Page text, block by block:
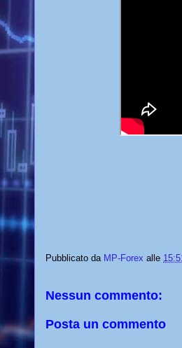
Pubblicato da MP-Forex alle
Nessun commento:
Posta un commento